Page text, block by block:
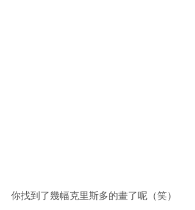
你找到了幾幅克里斯多的畫了呢（笑）